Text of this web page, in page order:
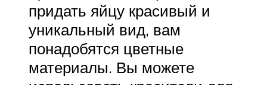
придать яйцу красивый и
уникальный вид, вам
понадобятся цветные
материалы. Вы можете